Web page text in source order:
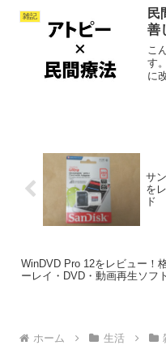
ぎ
雑記
民
善
こ
す
に
サ
を
ド
WinDVD Pro 12をレビュー！
ーレイ・DVD・動画再生ソフト
ホーム 生活